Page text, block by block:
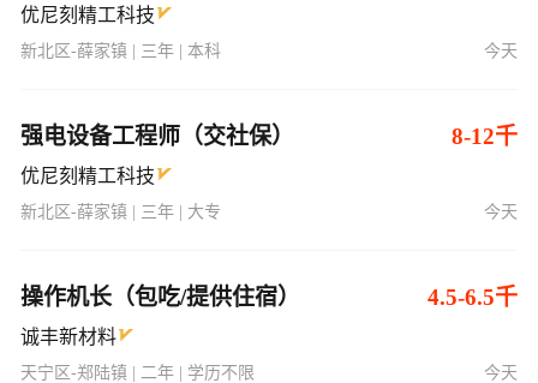
优尼刻精工科技
新北区-薛家镇 | 三年 | 本科 今天
强电设备工程师（交社保） 8-12千
优尼刻精工科技
新北区-薛家镇 | 三年 | 大专 今天
操作机长（包吃/提供住宿） 4.5-6.5千
诚丰新材料
天宁区-郑陆镇 | 二年 | 学历不限 今天